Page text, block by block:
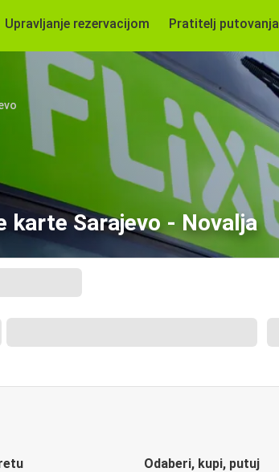
Upravljanje rezervacijom Pratitelj putovanja
karte Sarajevo - Novalja
Odaberi, kupi, putuj